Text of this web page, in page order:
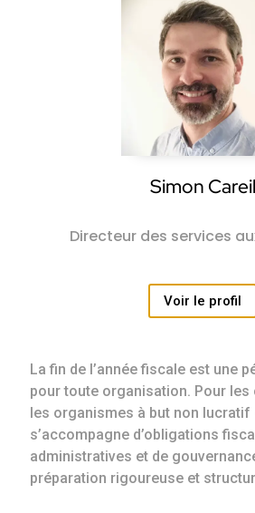
Simon Careil
Directeur des services
Voir le profil
La fin de l’année fiscale est une
pour toute organisation. Pour
les organismes à but non lucratif
s’accompagne d’obligations
administratives et de
préparation rigoureuse et